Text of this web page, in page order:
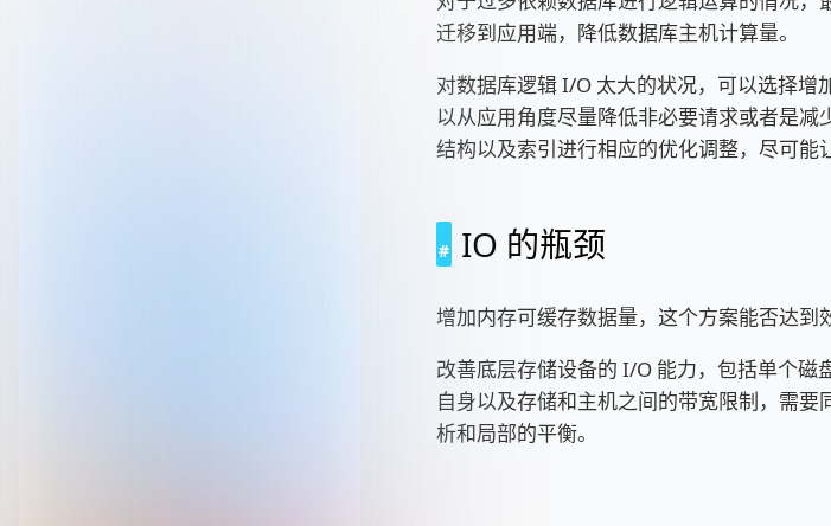
迁移到应用端，降低数据库主机计算量。
对数据库逻辑 I/O 太大的状况，可以选择增
以从应用角度尽量降低非必要请求或者是
结构以及索引进行相应的优化调整，尽可能
IO 的瓶颈
增加内存可缓存数据量，这个方案能否达到
改善底层存储设备的 I/O 能力，包括单个
自身以及存储和主机之间的带宽限制，需
析和局部的平衡。